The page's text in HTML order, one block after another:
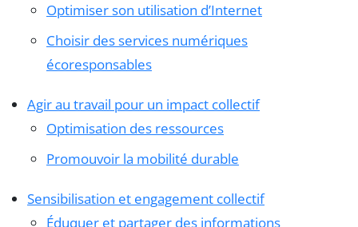
Optimiser son utilisation d’Internet
Choisir des services numériques
écoresponsables
Agir au travail pour un impact collectif
Optimisation des ressources
Promouvoir la mobilité durable
Sensibilisation et engagement collectif
Éduquer et partager des informations